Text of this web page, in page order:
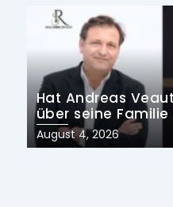
Hat Andreas
über seine
Posted
on
August 4, 2026